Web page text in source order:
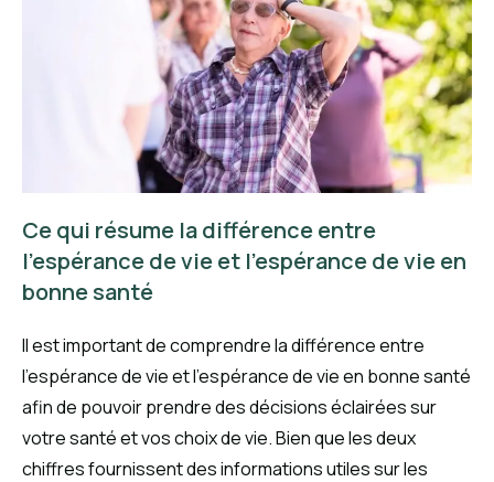
Ce qui résume la différence entre
l’espérance de vie et l’espérance de vie en
bonne santé
Il est important de comprendre la différence entre
l’espérance de vie et l’espérance de vie en bonne santé
afin de pouvoir prendre des décisions éclairées sur
votre santé et vos choix de vie. Bien que les deux
chiffres fournissent des informations utiles sur les